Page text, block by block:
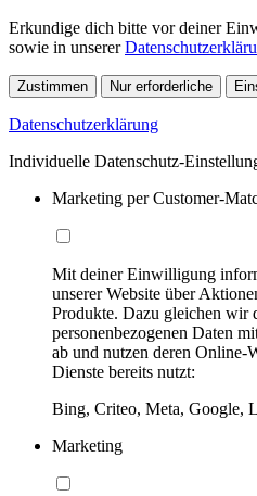
Erkundige dich bitte vor deiner
sowie in unserer
Zustimmen Nur erforderliche
Datenschutzerklärung
Individuelle Datenschutz-
Marketing per Customer-
Mit deiner Einwilligung
unserer Website über
Produkte. Dazu gleichen wir
personenbezogenen Daten
ab und nutzen deren Online-
Dienste bereits nutzt:
Bing, Criteo, Meta, Google,
Marketing